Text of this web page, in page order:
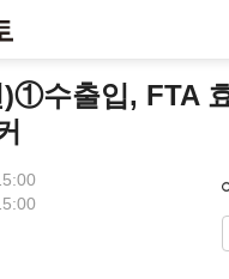
)①수출입, FTA